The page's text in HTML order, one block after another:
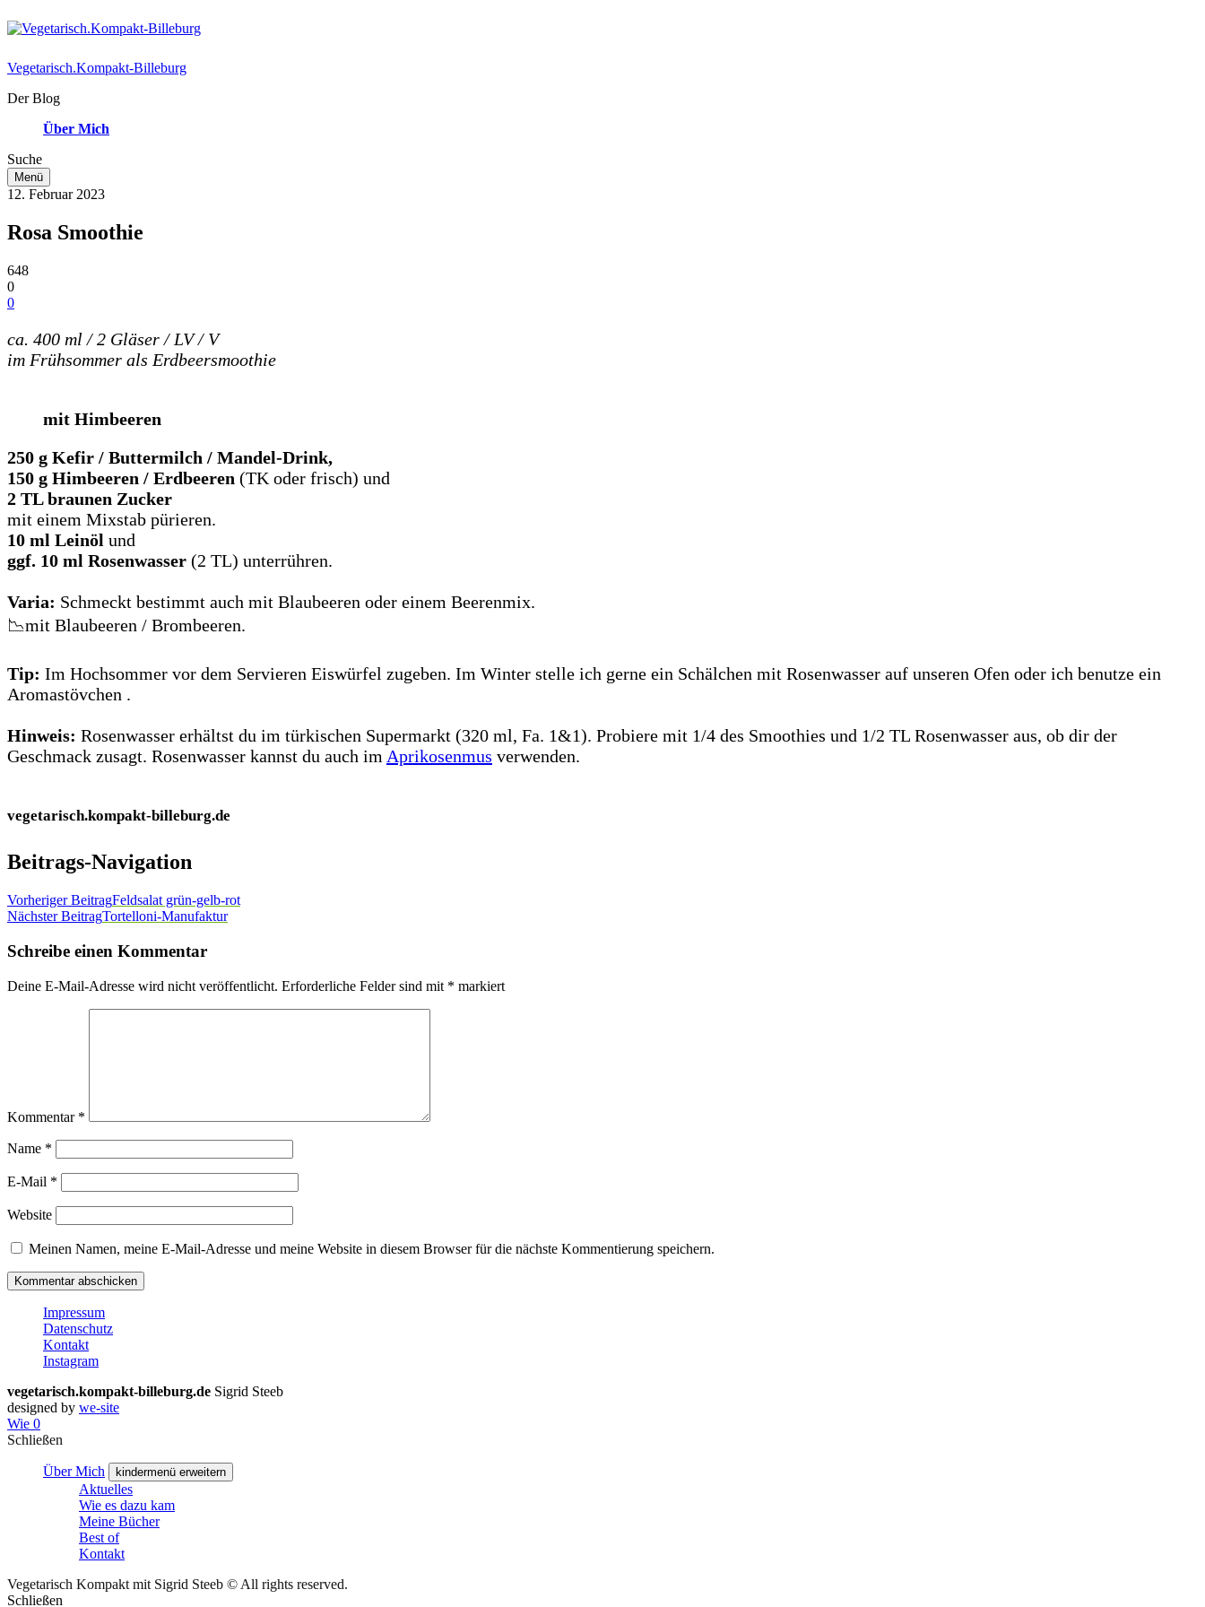
Vegetarisch.Kompakt-Billeburg
Der Blog
Über Mich
Suche
Menü
12. Februar 2023
Rosa Smoothie
648
0
0
ca. 400 ml / 2 Gläser / LV / V
im Frühsommer als Erdbeersmoothie
mit Himbeeren
250 g Kefir / Buttermilch / Mandel-Drink,
150 g Himbeeren / Erdbeeren (TK oder frisch) und
2 TL braunen Zucker
mit einem Mixstab pürieren.
10 ml Leinöl und
ggf. 10 ml Rosenwasser (2 TL) unterrühren.
Varia: Schmeckt bestimmt auch mit Blaubeeren oder einem Beerenmix.
📉mit Blaubeeren / Brombeeren.
Tip: Im Hochsommer vor dem Servieren Eiswürfel zugeben. Im Winter stelle ich gerne ein Schälchen mit Rosenwasser auf unseren Ofen oder ich benutze ein
Aromastövchen .
Hinweis: Rosenwasser erhältst du im türkischen Supermarkt (320 ml, Fa. 1&1). Probiere mit 1/4 des Smoothies und 1/2 TL Rosenwasser aus, ob dir der
Geschmack zusagt. Rosenwasser kannst du auch im Aprikosenmus verwenden.
vegetarisch.kompakt-billeburg.de
Beitrags-Navigation
Vorheriger BeitragFeldsalat grün-gelb-rot
Nächster BeitragTortelloni-Manufaktur
Schreibe einen Kommentar
Deine E-Mail-Adresse wird nicht veröffentlicht. Erforderliche Felder sind mit * markiert
Kommentar *
Name *
E-Mail *
Website
Meinen Namen, meine E-Mail-Adresse und meine Website in diesem Browser für die nächste Kommentierung speichern.
Impressum
Datenschutz
Kontakt
Instagram
vegetarisch.kompakt-billeburg.de Sigrid Steeb
designed by we-site
Wie 0
Schließen
Über Mich kindermenü erweitern
Aktuelles
Wie es dazu kam
Meine Bücher
Best of
Kontakt
Vegetarisch Kompakt mit Sigrid Steeb © All rights reserved.
Schließen